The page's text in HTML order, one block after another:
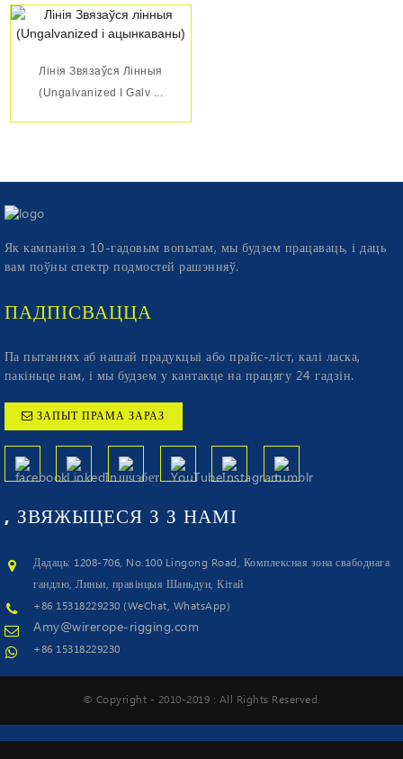
Лінія Звязаўся Лінныя
(Ungalvanized І Galv ...
Як кампанія з 10-гадовым вопытам, мы будзем працаваць, і даць
вам поўны спектр подмостей рашэнняў.
ПАДПІСВАЦЦА
Па пытаннях аб нашай прадукцыі або прайс-ліст, калі ласка,
пакіньце нам, і мы будзем у кантакце на працягу 24 гадзін.
ЗАПЫТ ПРАМА ЗАРАЗ
, ЗВЯЖЫЦЕСЯ З З НАМІ
Дадаць: 1208-706, No.100 Lingong Road, Комплексная зона свабоднага
гандлю, Линьи, правінцыя Шаньдун, Кітай
+86 15318229230 (WeChat, WhatsApp)
Amy@wirerope-rigging.com
+86 15318229230
© Copyright - 2010-2019 : All Rights Reserved.